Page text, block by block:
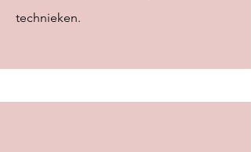
technieken.